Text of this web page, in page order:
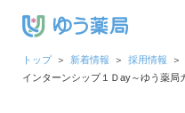
トップ 新着情報
採用情報
インターンシップ１Ｄay～ゆう薬局